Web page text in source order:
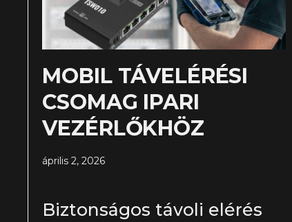
MOBIL TÁVELÉRÉSI
CSOMAG IPARI
VEZÉRLŐKHÖZ
április 2, 2026
Biztonságos távoli elérés